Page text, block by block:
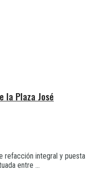
la Plaza José
refacción integral y puesta
entre ...